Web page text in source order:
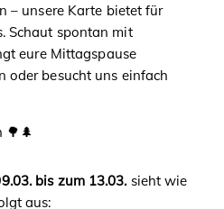
– unsere Karte bietet für
Schaut spontan mit
eure Mittagspause
oder besucht uns einfach
🌳🌲
bis zum 13.03.sieht wie
aus: